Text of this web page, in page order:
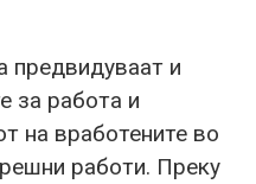
предвидуваат и
за работа и
на вработените во
работи. Преку